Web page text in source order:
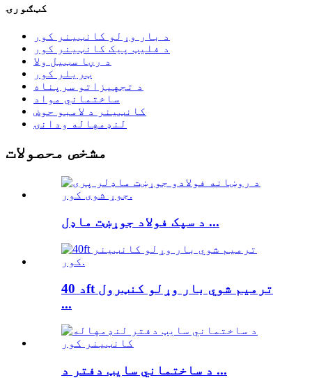
کټګورۍ
د بار وړلو کانټینر کور
د فلیټ پیک کانټینر کور
د رڼا سټیل ولا
ټریلر کور
د تجهیزاتو سرپناه
ساختماني مواد
کانټینر د لامبو حوض
لنډمهاله ودانۍ
مشخص محصولات
د سپک فولاد جوړښت ماډل ...
د 40ft ترمیم شوي بار وړلو کنټرول
...
د ساختماني سایټ دفتر د ...